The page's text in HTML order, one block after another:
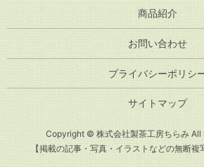
商品紹介
お問い合わせ
プライバシーポリシ
サイトマップ
Copyright © 株式会社製茶工房ちらみ All
【掲載の記事・写真・イラストなどの無断複